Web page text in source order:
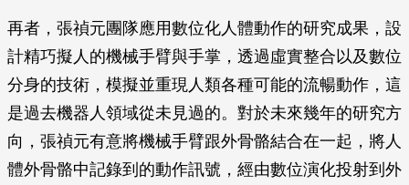
再者，張禎元團隊應用數位化人體動作的研究成果，設
計精巧擬人的機械手臂與手掌，透過虛實整合以及數位
分身的技術，模擬並重現人類各種可能的流暢動作，這
是過去機器人領域從未見過的。對於未來幾年的研究方
向，張禎元有意將機械手臂跟外骨骼結合在一起，將人
體外骨骼中記錄到的動作訊號，經由數位演化投射到外